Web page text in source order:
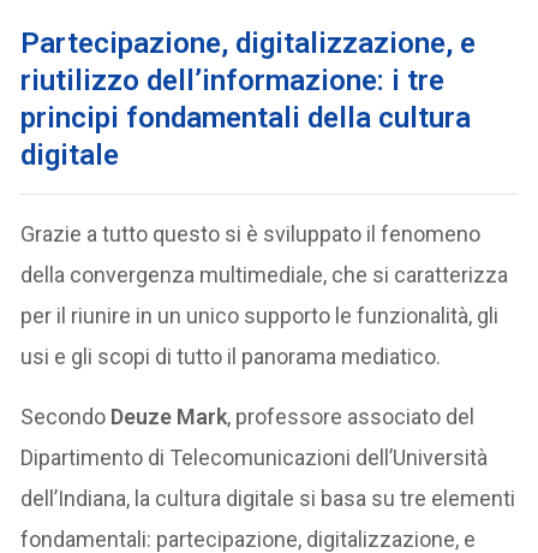
Partecipazione, digitalizzazione, e
riutilizzo dell’informazione: i tre
principi fondamentali della cultura
digitale
Grazie a tutto questo si è sviluppato il fenomeno
della convergenza multimediale, che si caratterizza
per il riunire in un unico supporto le funzionalità, gli
usi e gli scopi di tutto il panorama mediatico.
Secondo Deuze Mark, professore associato del
Dipartimento di Telecomunicazioni dell’Università
dell’Indiana, la cultura digitale si basa su tre elementi
fondamentali: partecipazione, digitalizzazione, e